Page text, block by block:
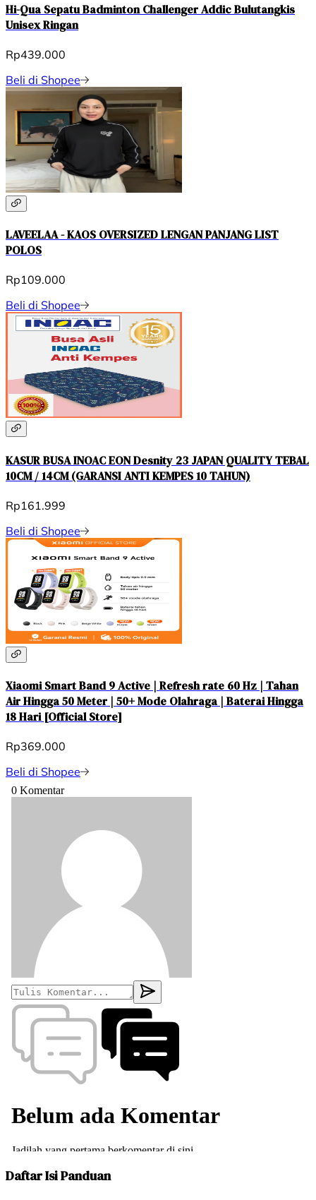
Hi-Qua Sepatu Badminton Challenger Addic Bulutangkis
Unisex Ringan
Rp439.000
Beli di Shopee
LAVEELAA - KAOS OVERSIZED LENGAN PANJANG LIST
POLOS
Rp109.000
Beli di Shopee
KASUR BUSA INOAC EON Desnity 23 JAPAN QUALITY TEBAL
10CM / 14CM (GARANSI ANTI KEMPES 10 TAHUN)
Rp161.999
Beli di Shopee
Xiaomi Smart Band 9 Active | Refresh rate 60 Hz | Tahan
Air Hingga 50 Meter | 50+ Mode Olahraga | Baterai Hingga
18 Hari [Official Store]
Rp369.000
Beli di Shopee
Daftar Isi Panduan